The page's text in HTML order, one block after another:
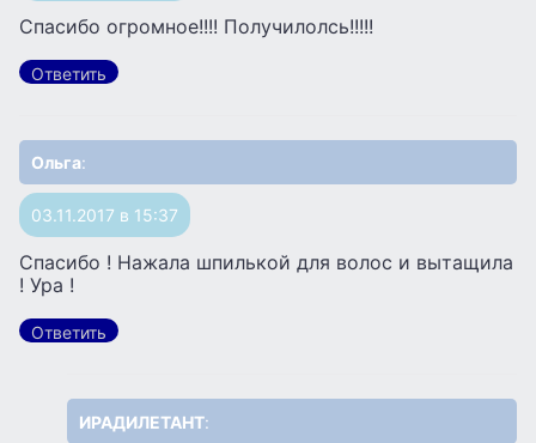
Спасибо огромное!!!! Получилолсь!!!!!
Ответить
Ольга:
03.11.2017 в 15:37
Спасибо ! Нажала шпилькой для волос и вытащила
! Ура !
Ответить
ИРАДИЛЕТАНТ: